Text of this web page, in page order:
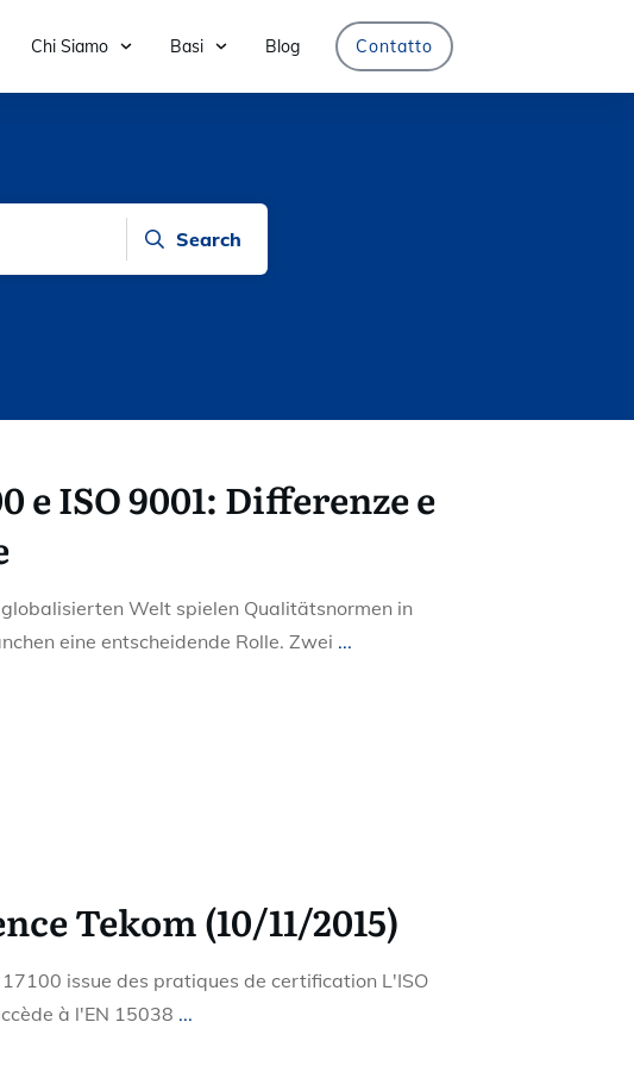
Chi Siamo Basi Blog Contatto
Search
e ISO 9001: Differenze e
Welt spielen Qualitätsnormen in
eine entscheidende Rolle. Zwei ...
Tekom (10/11/2015)
17100 issue des pratiques de certification L'ISO
à l'EN 15038 ...